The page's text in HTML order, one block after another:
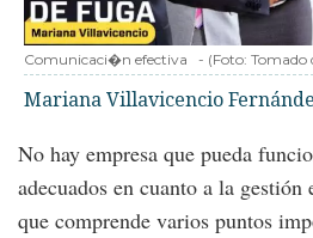
Comunicaci�n efectiva - (Foto: Tomado
Mariana Villavicencio
No hay empresa que pueda
adecuados en cuanto a la gestión
que comprende varios puntos